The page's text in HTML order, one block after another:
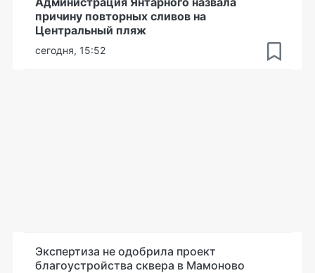
причину повторных сливов на
Центральный пляж
сегодня, 15:52
Экспертиза не одобрила проект
благоустройства сквера в Мамоново